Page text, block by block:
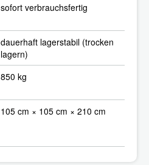
sofort verbrauchsfertig
dauerhaft lagerstabil (trocken
lagern)
850 kg
105 cm × 105 cm × 210 cm